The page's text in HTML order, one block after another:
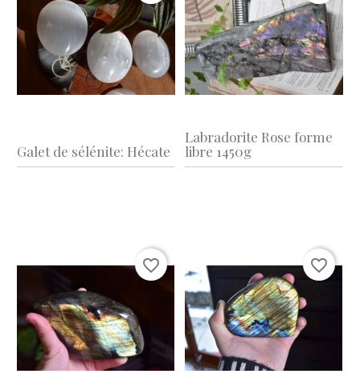
Galet de sélénite: Hécate
Labradorite Rose forme
libre 1450g
favorite_border favorite_border